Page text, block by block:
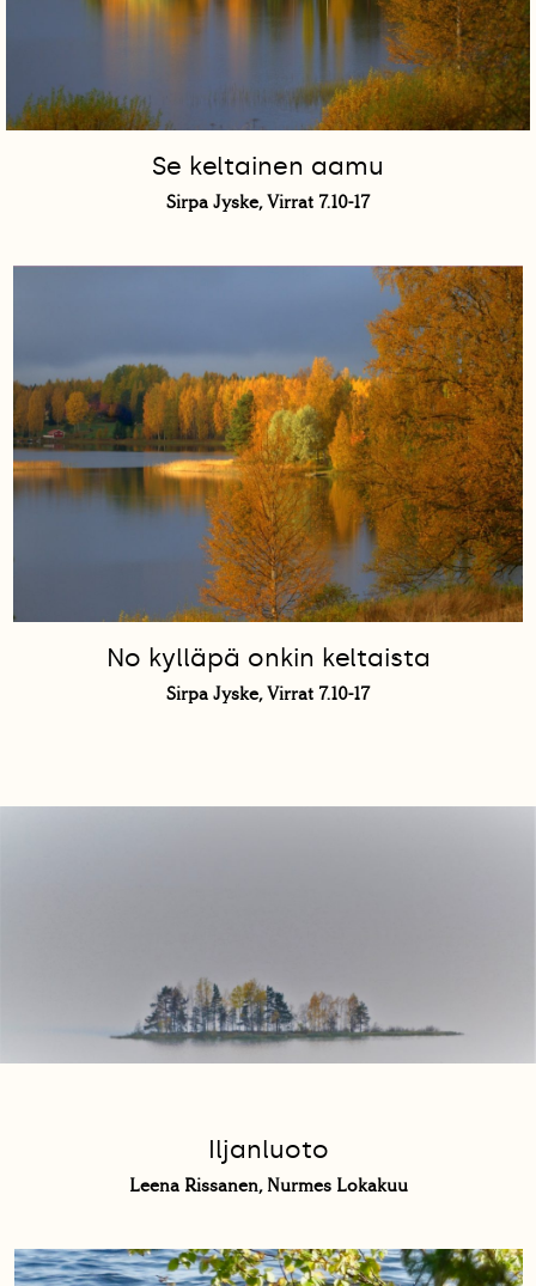
Se keltainen aamu
Sirpa Jyske, Virrat 7.10-17
No kylläpä onkin keltaista
Sirpa Jyske, Virrat 7.10-17
Iljanluoto
Leena Rissanen, Nurmes Lokakuu